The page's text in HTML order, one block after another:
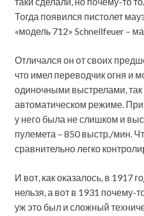
Тогда появился пистолет
«модель 712» Schnellfeuer –
Отличался он от своих
что имел переводчик огня и
одиночными выстрелами,
автоматическом режиме. При
у него была не слишком и
пулемета – 850 выстр./мин.
сравнительно легко
И вот, как оказалось, в 1917
нельзя, а вот в 1931 почему-
уж это был и сложный